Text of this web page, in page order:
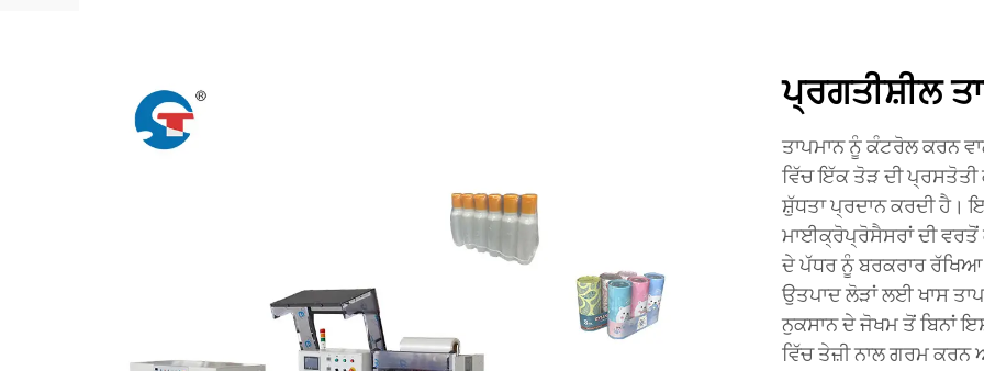
ਪ੍ਰਗਤੀਸ਼ੀਲ
ਤਾਪਮਾਨ ਨੂੰ ਕੰਟਰੋਲ ਕਰਨ
ਵਿੱਚ ਇੱਕ ਤੋੜ ਦੀ ਪ੍ਰਸਤੋਤੀ
ਸ਼ੁੱਧਤਾ ਪ੍ਰਦਾਨ ਕਰਦੀ ਹੈ।
ਮਾਈਕ੍ਰੋਪ੍ਰੋਸੈਸਰਾਂ ਦੀ ਵਰਤੋਂ
ਦੇ ਪੱਧਰ ਨੂੰ ਬਰਕਰਾਰ
ਉਤਪਾਦ ਲੋੜਾਂ ਲਈ ਖਾਸ
ਨੁਕਸਾਨ ਦੇ ਜੋਖਮ ਤੋਂ ਬਿਨਾਂ
ਵਿੱਚ ਤੇਜ਼ੀ ਨਾਲ ਗਰਮ ਕਰਨ